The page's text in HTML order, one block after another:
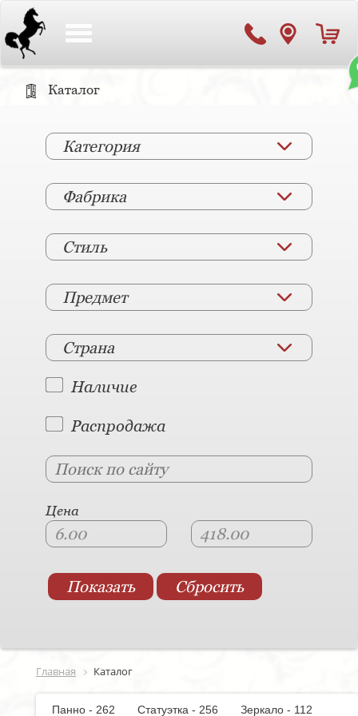
Каталог
Категория
Фабрика
Стиль
Предмет
Страна
Наличие
Распродажа
Цена
Главная Каталог
Панно - 262 Статуэтка - 256
Зеркало - 112